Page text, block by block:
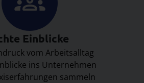
Einblicke
vom Arbeitsalltag
ins Unternehmen
sammeln